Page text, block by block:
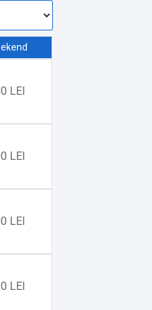
LEI
LEI
LEI
LEI